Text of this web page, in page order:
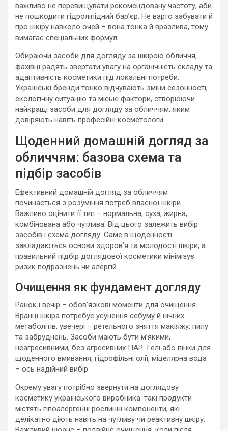
важливо не перевищувати рекомендовану частоту, аби
не пошкодити гідроліпідний бар’єр. Не варто забувати й
про шкіру навколо очей – вона тонка й вразлива, тому
вимагає спеціальних формул.
Обираючи засоби для догляду за шкірою обличчя,
фахівці радять звертати увагу на органічність складу та
адаптивність косметики під локальні потреби.
Українські бренди тонко відчувають зміни сезонності,
екологічну ситуацію та міські фактори, створюючи
найкращі засоби для догляду за обличчям, яким
довіряють навіть професійні косметологи.
Щоденний домашній догляд за
обличчям: базова схема та
підбір засобів
Ефективний домашній догляд за обличчям
починається з розуміння потреб власної шкіри.
Важливо оцінити її тип – нормальна, суха, жирна,
комбінована або чутлива. Від цього залежить вибір
засобів і схема догляду. Саме в щоденності
закладаються основи здоров’я та молодості шкіри, а
правильний підбір доглядової косметики мінімізує
ризик подразнень чи алергій.
Очищення як фундамент догляду
Ранок і вечір – обов’язкові моменти для очищення.
Вранці шкіра потребує усунення себуму й нічних
метаболітів, увечері – ретельного зняття макіяжу, пилу
та забруднень. Засоби мають бути м’якими,
неагресивними, без агресивних ПАР. Гелі або пінки для
щоденного вмивання, гідрофільні олії, міцелярна вода
– ось надійний вибір.
Окрему увагу потрібно звернути на доглядову
косметику українського виробника: такі продукти
містять гіпоалергенні рослинні компоненти, які
делікатно діють навіть на чутливу чи реактивну шкіру.